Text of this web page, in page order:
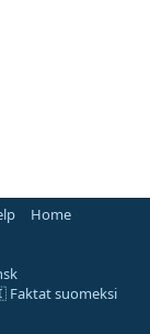
Home
suomeksi